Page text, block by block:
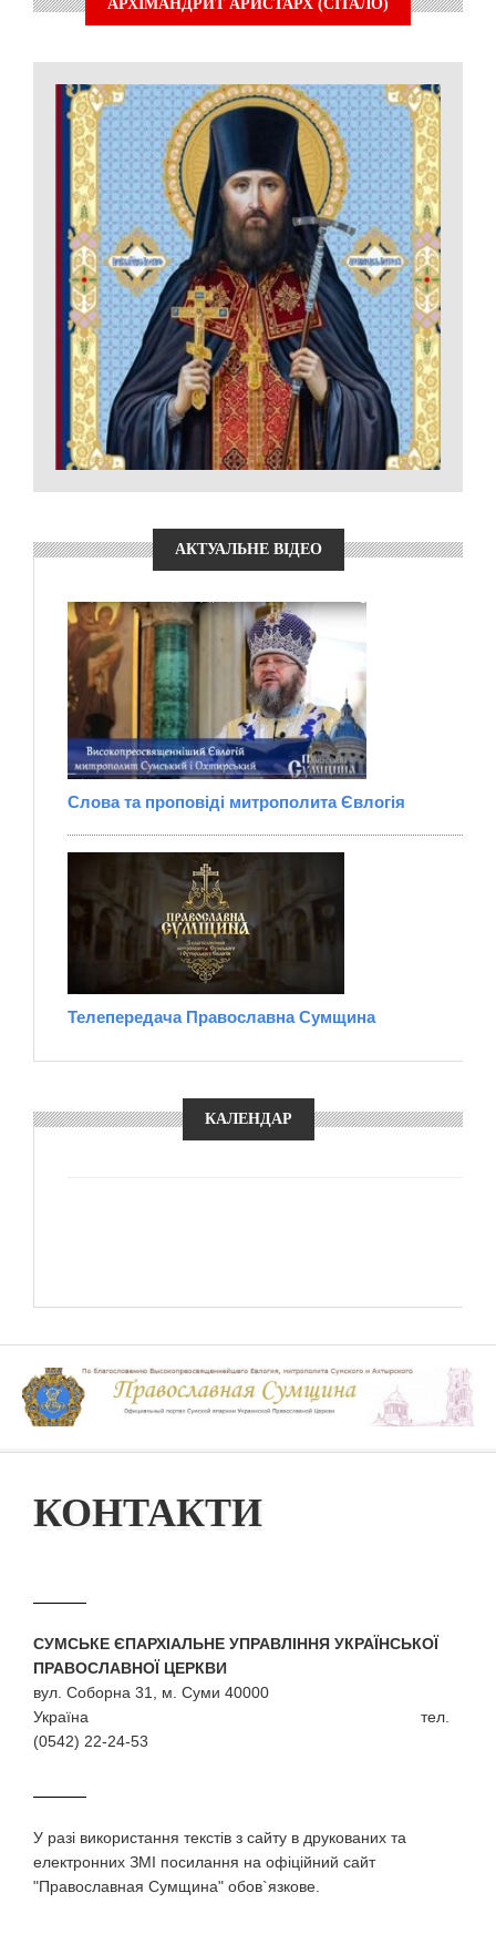
АРХІМАНДРИТ АРИСТАРХ (СІТАЛО)
АКТУАЛЬНЕ ВІДЕО
Слова та проповіді митрополита Євлогія
Телепередача Православна Сумщина
КАЛЕНДАР
КОНТАКТИ
СУМСЬКЕ ЄПАРХІАЛЬНЕ УПРАВЛІННЯ УКРАЇНСЬКОЇ
ПРАВОСЛАВНОЇ ЦЕРКВИ
вул. Соборна 31, м. Суми 40000
Україна тел.
(0542) 22-24-53
У разi використання текстiв з сайту в друкованих та
електронних ЗМI посилання на офіційний сайт
"Православная Сумщина" обов`язкове.